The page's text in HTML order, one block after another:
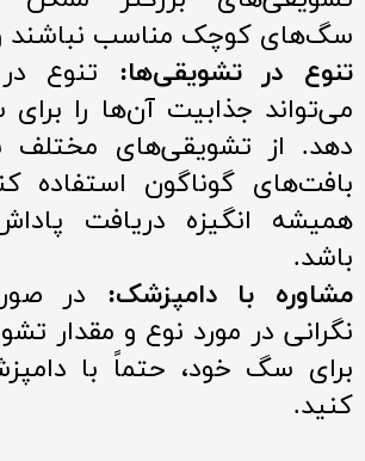
سگ‌های کوچک مناسب نباشند
تنوع در تشویقی‌ها: تنوع
می‌تواند جذابیت آن‌ها را
دهد. از تشویقی‌های مختلف
بافت‌های گوناگون استفاده
همیشه انگیزه دریافت
باشد.
مشاوره با دامپزشک: در
نگرانی در مورد نوع و مقدار
برای سگ خود، حتماً با
کنید.